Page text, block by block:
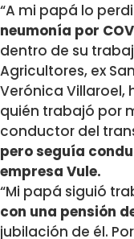
“A mi papá lo
neumonía por
dentro de su
Agricultores, ex
Verónica Villaroel,
quién trabajó por
conductor del
pero seguía
empresa Vule.
“Mi papá siguió
con una pensión
jubilación de él.